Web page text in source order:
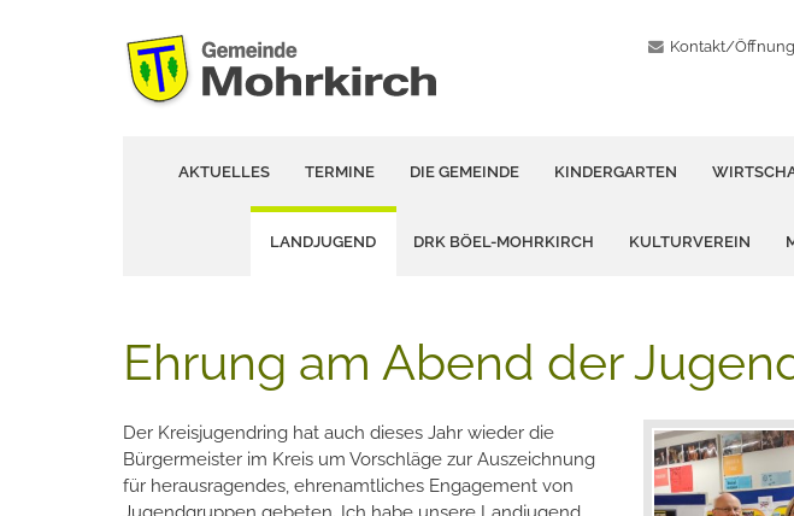
Kontakt/
AKTUELLES TERMINE DIE GEMEINDE KINDERGARTEN
LANDJUGEND DRK BÖEL-MOHRKIRCH KULTURVEREIN
Ehrung am Abend der
Der Kreisjugendring hat auch dieses Jahr wieder die
Bürgermeister im Kreis um Vorschläge zur Auszeichnung
für herausragendes, ehrenamtliches Engagement von